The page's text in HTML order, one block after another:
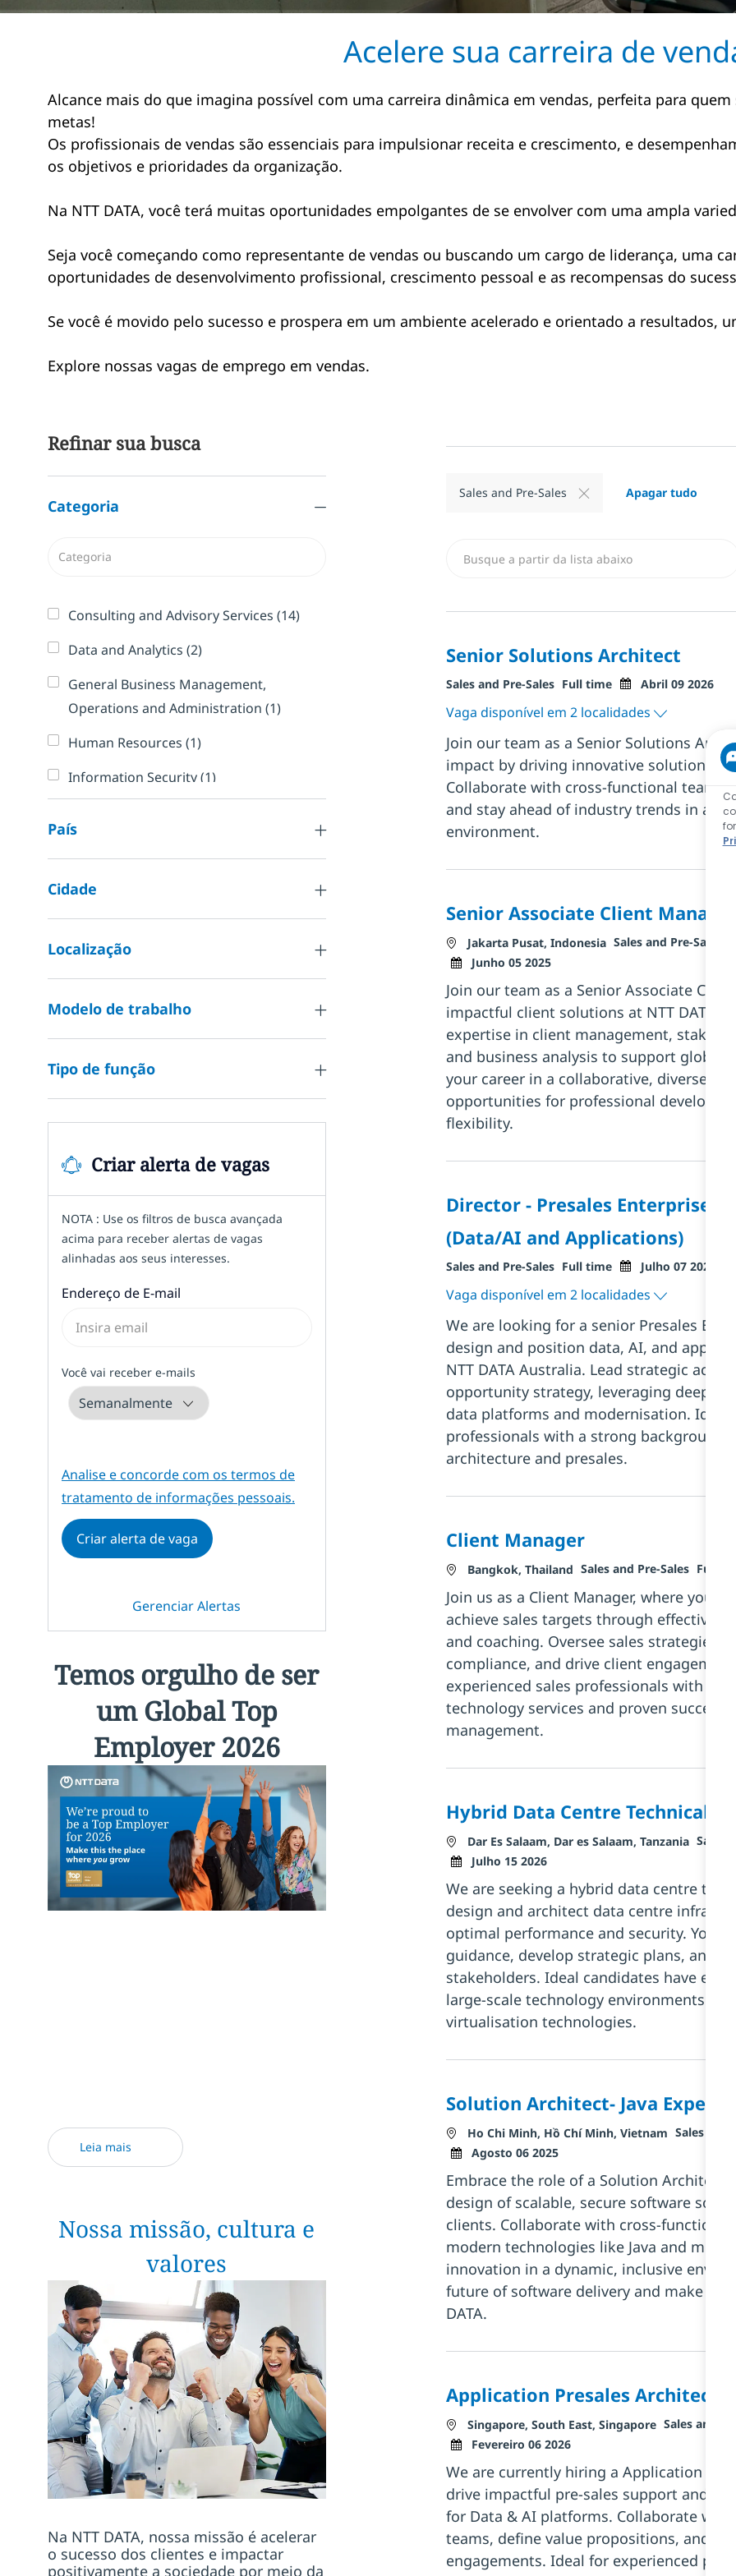
Acelere sua carreira de
Alcance mais do que imagina possível com uma carreira dinâmica em vendas, perfeita para
metas!
Os profissionais de vendas são essenciais para impulsionar receita e crescimento, e
os objetivos e prioridades da organização.
Na NTT DATA, você terá muitas oportunidades empolgantes de se envolver com uma ampla
Seja você começando como representante de vendas ou buscando um cargo de liderança, uma
oportunidades de desenvolvimento profissional, crescimento pessoal e as recompensas do
Se você é movido pelo sucesso e prospera em um ambiente acelerado e orientado a resultados,
Explore nossas vagas de emprego em vendas.
Refinar sua busca
Categoria
Categoria
Consulting and Advisory Services (14)Vagas
Data and Analytics (2)Vagas
General Business Management,
Operations and Administration (1)Trabalho
Human Resources (1)Trabalho
Information Security(1)Trabalho
Sales and Pre-Sales
Strategy and Planning(4)
Technical Engineering
País
Cidade
Localização
Modelo de trabalho
Tipo de função
Criar alerta de vagas
NOTA : Use os filtros de busca avançada
acima para receber alertas de vagas
alinhadas aos seus interesses.
Endereço de E-mail
Você vai receber e-mails
Required
Analise e concorde com os termos de
tratamento de informações pessoais.
Criar alerta de vaga
Gerenciar Alertas
Temos orgulho de ser
um Global Top
Employer 2026
Leia mais
Nossa missão, cultura e
valores
Na NTT DATA, nossa missão é acelerar
o sucesso dos clientes e impactar
positivamente a sociedade por meio da
Sales and Pre-Sales Apagar tudo
Senior Solutions Architect
Categoria
Sales and Pre-Sales Tipo de trabalho
Full time Posted Date
Abril 09 2026
Vaga disponível em 2 localidades
Join our team as a Senior Solutions
impact by driving innovative solutions
Collaborate with cross-functional teams,
and stay ahead of industry trends in a
environment.
Senior Associate Client Manager
Localização
Jakarta Pusat, Indonesia Categoria
Sales and Pre-Sales
Posted Date
Junho 05 2025
Join our team as a Senior Associate
impactful client solutions at NTT DATA.
expertise in client management,
and business analysis to support global
your career in a collaborative, diverse
opportunities for professional
flexibility.
Director - Presales Enterprise
(Data/AI and Applications)
Categoria
Sales and Pre-Sales Tipo de trabalho
Full time Posted Date
Julho 07 2026
Vaga disponível em 2 localidades
We are looking for a senior Presales
design and position data, AI, and
NTT DATA Australia. Lead strategic
opportunity strategy, leveraging deep
data platforms and modernisation. Ideal
professionals with a strong background
architecture and presales.
Client Manager
Localização
Bangkok, Thailand Categoria
Sales and Pre-Sales Tipo
Full
Join us as a Client Manager, where you
achieve sales targets through effective
and coaching. Oversee sales strategies,
compliance, and drive client
experienced sales professionals with a
technology services and proven success
management.
Hybrid Data Centre Technical
Localização
Dar Es Salaam, Dar es Salaam, Tanzania Sales
Posted Date
Julho 15 2026
We are seeking a hybrid data centre
design and architect data centre
optimal performance and security. You
guidance, develop strategic plans, and
stakeholders. Ideal candidates have
large-scale technology environments and
virtualisation technologies.
Solution Architect- Java Expertise
Localização
Ho Chi Minh, Hồ Chí Minh, Vietnam Categoria
Sales and
Posted Date
Agosto 06 2025
Embrace the role of a Solution Architect -
design of scalable, secure software
clients. Collaborate with cross-functional
modern technologies like Java and
innovation in a dynamic, inclusive
future of software delivery and make a
DATA.
Application Presales Architect
Localização
Singapore, South East, Singapore Categoria
Sales and
Posted Date
Fevereiro 06 2026
We are currently hiring a Application
drive impactful pre-sales support and
for Data & AI platforms. Collaborate with
teams, define value propositions, and
engagements. Ideal for experienced